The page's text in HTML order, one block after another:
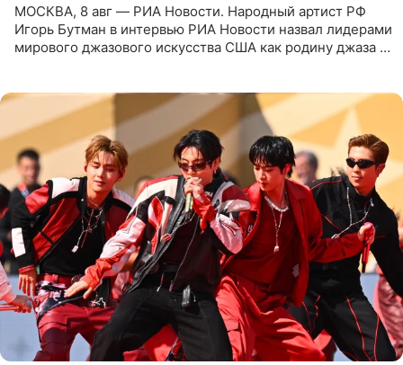
МОСКВА, 8 авг — РИА Новости. Народный артист РФ
Игорь Бутман в интервью РИА Новости назвал лидерами
мирового джазового искусства США как родину джаза и